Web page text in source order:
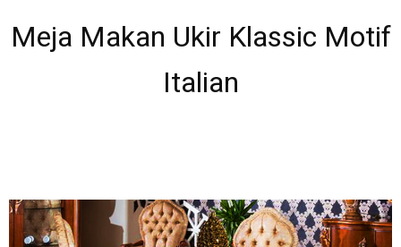
Meja Makan Ukir Klassic Motif
Italian